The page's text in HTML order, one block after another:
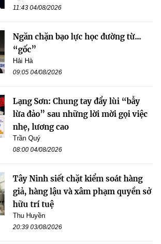
11:43 04/08/2026
Ngăn chặn bạo lực học đường từ...
“gốc”
Hải Hà
09:05 04/08/2026
Lạng Sơn: Chung tay đẩy lùi “bẫy
lừa đảo” sau những lời mời gọi việc
nhẹ, lương cao
Trần Quý
08:00 04/08/2026
Tây Ninh siết chặt kiểm soát hàng
giả, hàng lậu và xâm phạm quyền sở
hữu trí tuệ
Thu Huyền
20:39 03/08/2026